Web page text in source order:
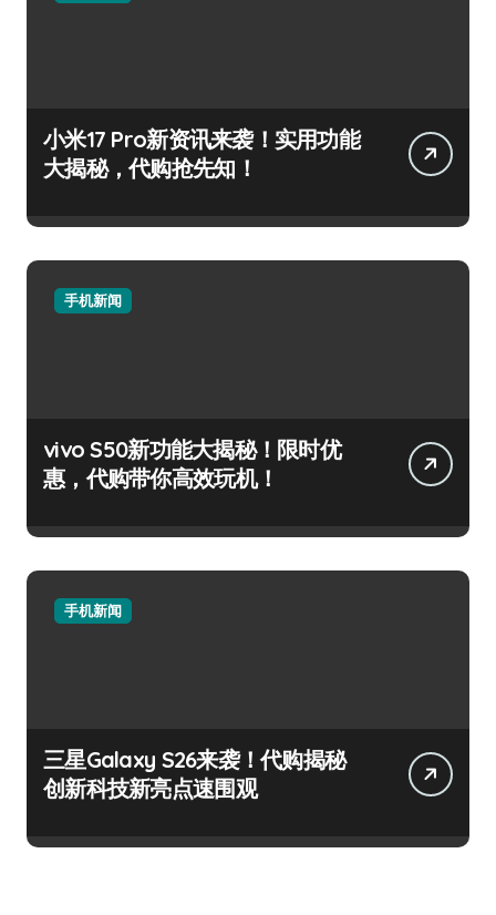
小米17 Pro新资讯来袭！实用功能
大揭秘，代购抢先知！
手机新闻
vivo S50新功能大揭秘！限时优
惠，代购带你高效玩机！
手机新闻
三星Galaxy S26来袭！代购揭秘
创新科技新亮点速围观